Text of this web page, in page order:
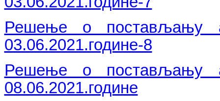
Решење о постављању
03.06.2021.године-8
Решење о постављању
08.06.2021.године